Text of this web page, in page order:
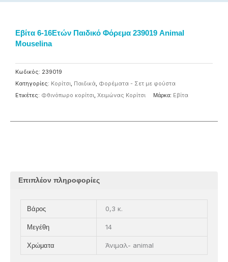
Εβίτα 6-16Ετών Παιδικό Φόρεμα 239019 Animal
Mouselina
Κωδικός: 239019
Κατηγορίες: Κορίτσι, Παιδικά, Φορέματα - Σετ με φούστα
Ετικέτες: Φθινόπωρο κορίτσι, Χειμώνας Κορίτσι Μάρκα: Eβίτα
Επιπλέον πληροφορίες
Βάρος 0,3 κ.
Μεγέθη 14
Χρώματα Άνιμαλ- animal